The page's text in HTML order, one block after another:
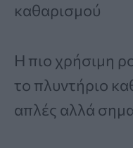
καθαρισμού
Η πιο χρήσιμη
το πλυντήριο
απλές αλλά